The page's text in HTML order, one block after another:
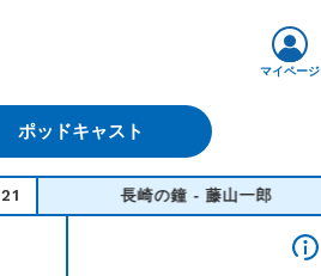
ポッドキャスト
マイページ
長崎の鐘 - 藤山一郎